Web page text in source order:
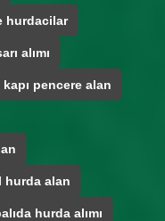
hurdacilar
alımı
pencere alan
hurda alan
hurda alımı